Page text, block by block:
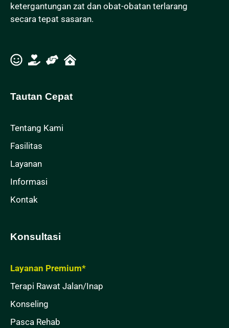
ketergantungan zat dan obat-obatan terlarang
secara tepat sasaran.
Tautan Cepat
Tentang Kami
Fasilitas
Layanan
Informasi
Kontak
Konsultasi
Layanan Premium*
Terapi Rawat Jalan/Inap
Konseling
Pasca Rehab